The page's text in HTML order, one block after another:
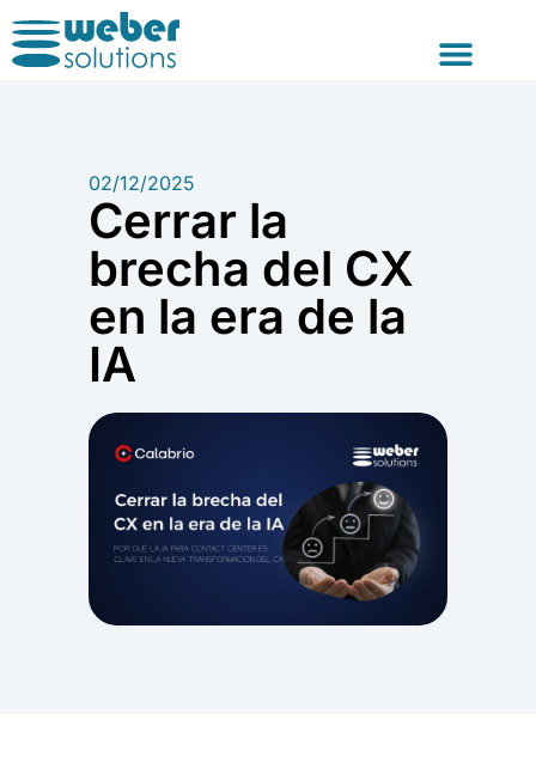
02/12/2025
Cerrar la
brecha del CX
en la era de la
IA